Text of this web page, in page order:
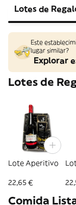
Lotes de
Este
lugar similar?
Explorar
Lotes de
Lote Aperitivo
22,65 €
Comida